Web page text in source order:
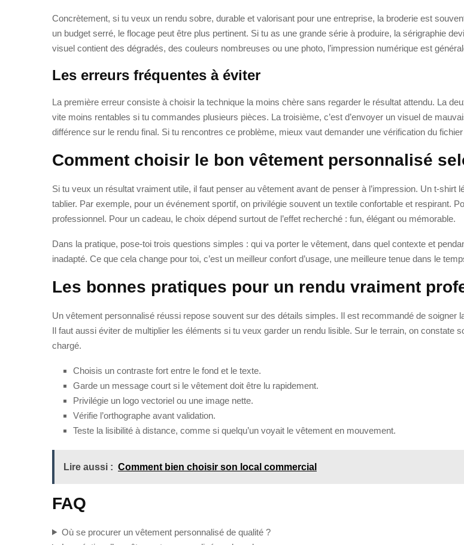
Concrètement, si tu veux un rendu sobre, durable et valorisant pour une entreprise, la broderie est
un budget serré, le flocage peut être plus pertinent. Si tu as une grande série à produire, la sérigraphie
visuel contient des dégradés, des couleurs nombreuses ou une photo, l’impression numérique est
Les erreurs fréquentes à éviter
La première erreur consiste à choisir la technique la moins chère sans regarder le résultat attendu. La
vite moins rentables si tu commandes plusieurs pièces. La troisième, c’est d’envoyer un visuel de
différence sur le rendu final. Si tu rencontres ce problème, mieux vaut demander une vérification du
Comment choisir le bon vêtement personnalisé
Si tu veux un résultat vraiment utile, il faut penser au vêtement avant de penser à l’impression. Un t-shirt
tablier. Par exemple, pour un événement sportif, on privilégie souvent un textile confortable et respirant.
professionnel. Pour un cadeau, le choix dépend surtout de l’effet recherché : fun, élégant ou mémorable.
Dans la pratique, pose-toi trois questions simples : qui va porter le vêtement, dans quel contexte et
inadapté. Ce que cela change pour toi, c’est un meilleur confort d’usage, une meilleure tenue dans le
Les bonnes pratiques pour un rendu vraiment
Un vêtement personnalisé réussi repose souvent sur des détails simples. Il est recommandé de soigner
Il faut aussi éviter de multiplier les éléments si tu veux garder un rendu lisible. Sur le terrain, on constate
chargé.
Choisis un contraste fort entre le fond et le texte.
Garde un message court si le vêtement doit être lu rapidement.
Privilégie un logo vectoriel ou une image nette.
Vérifie l’orthographe avant validation.
Teste la lisibilité à distance, comme si quelqu’un voyait le vêtement en mouvement.
Lire aussi : Comment bien choisir son local commercial
FAQ
Où se procurer un vêtement personnalisé de qualité ?